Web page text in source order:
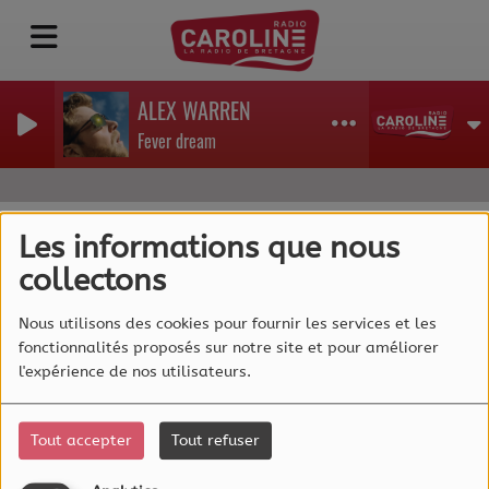
Les informations que nous
collectons
Nous utilisons des cookies pour fournir les services et les
fonctionnalités proposés sur notre site et pour améliorer
l'expérience de nos utilisateurs.
Tout accepter Tout refuser
ALEX WARREN
Fever dream